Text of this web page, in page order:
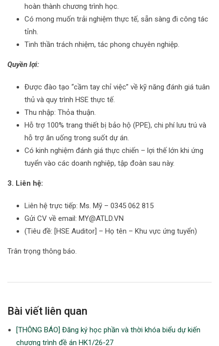
hoàn thành chương trình học.
Có mong muốn trải nghiệm thực tế, sẵn sàng đi công tác
tỉnh.
Tinh thần trách nhiệm, tác phong chuyên nghiệp.
Quyền lợi:
Được đào tạo “cầm tay chỉ việc” về kỹ năng đánh giá tuân
thủ và quy trình HSE thực tế.
Thu nhập: Thỏa thuận.
Hỗ trợ 100% trang thiết bị bảo hộ (PPE), chi phí lưu trú và
hỗ trợ ăn uống trong suốt dự án.
Có kinh nghiệm đánh giá thực chiến – lợi thế lớn khi ứng
tuyển vào các doanh nghiệp, tập đoàn sau này.
3. Liên hệ:
Liên hệ trực tiếp: Ms. Mỹ – 0345 062 815
Gửi CV về email: MY@ATLD.VN
(Tiêu đề: [HSE Auditor] – Họ tên – Khu vực ứng tuyển)
Trân trọng thông báo.
Bài viết liên quan
[THÔNG BÁO] Đăng ký học phần và thời khóa biểu dự kiến
chương trình đề án HK1/26-27